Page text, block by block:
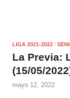
LIGA 2021-2022 /
La Previa:
(15/05/
mayo 12, 2022